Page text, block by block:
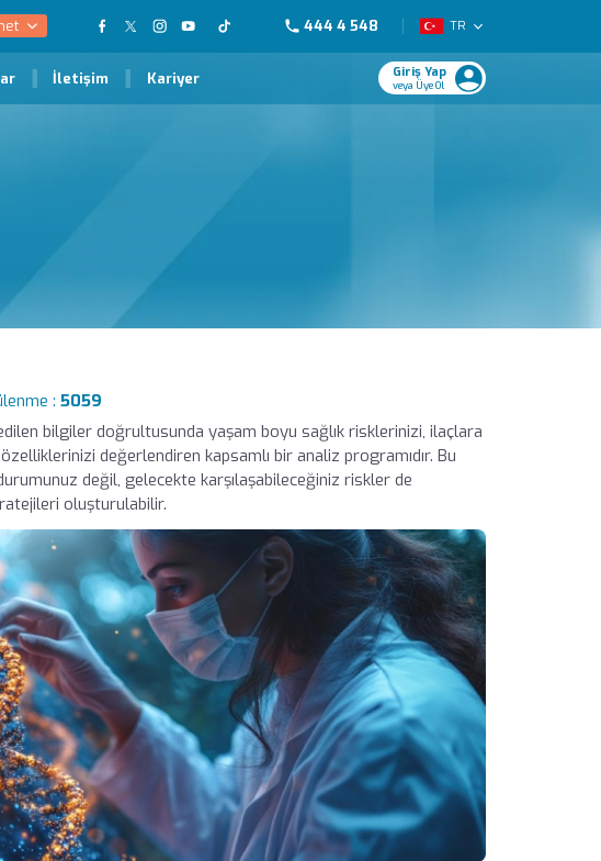
444 4 548 TR
İletişim Kariyer Giriş Yap
veya Üye Ol
:5059
bilgiler doğrultusunda yaşam boyu sağlık risklerinizi, ilaçlara
değerlendiren kapsamlı bir analiz programıdır. Bu
değil, gelecekte karşılaşabileceğiniz riskler de
oluşturulabilir.